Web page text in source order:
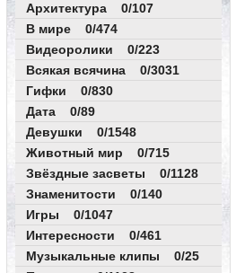
Архитектура 0/107
В мире 0/474
Видеоролики 0/223
Всякая всячина 0/3031
Гифки 0/830
Дата 0/89
Девушки 0/1548
Животный мир 0/715
Звёздные засветы 0/1128
Знаменитости 0/140
Игры 0/1047
Интересности 0/461
Музыкальные клипы 0/25